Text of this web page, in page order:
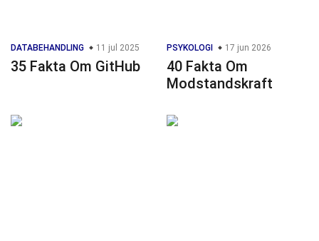
DATABEHANDLING 11 jul 2025
35 Fakta Om GitHub
PSYKOLOGI 17 jun 2026
40 Fakta Om
Modstandskraft